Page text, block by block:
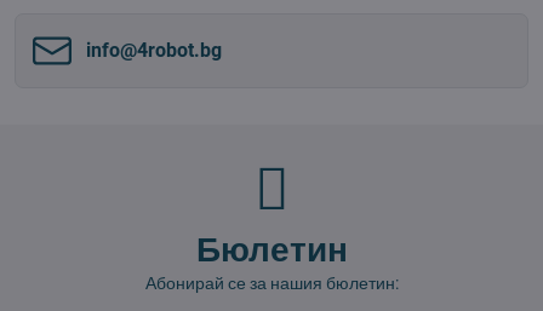
info​@4robot​.bg
Бюлетин
Абонирай се за нашия бюлетин: